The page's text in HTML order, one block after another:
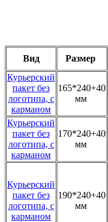
Вид Размер
Курьерский
пакет без
логотипа, с
карманом
165*240+40
мм
Курьерский
пакет без
логотипа, с
карманом
170*240+40
мм
Курьерский
пакет без
логотипа, с
карманом
190*240+40
мм